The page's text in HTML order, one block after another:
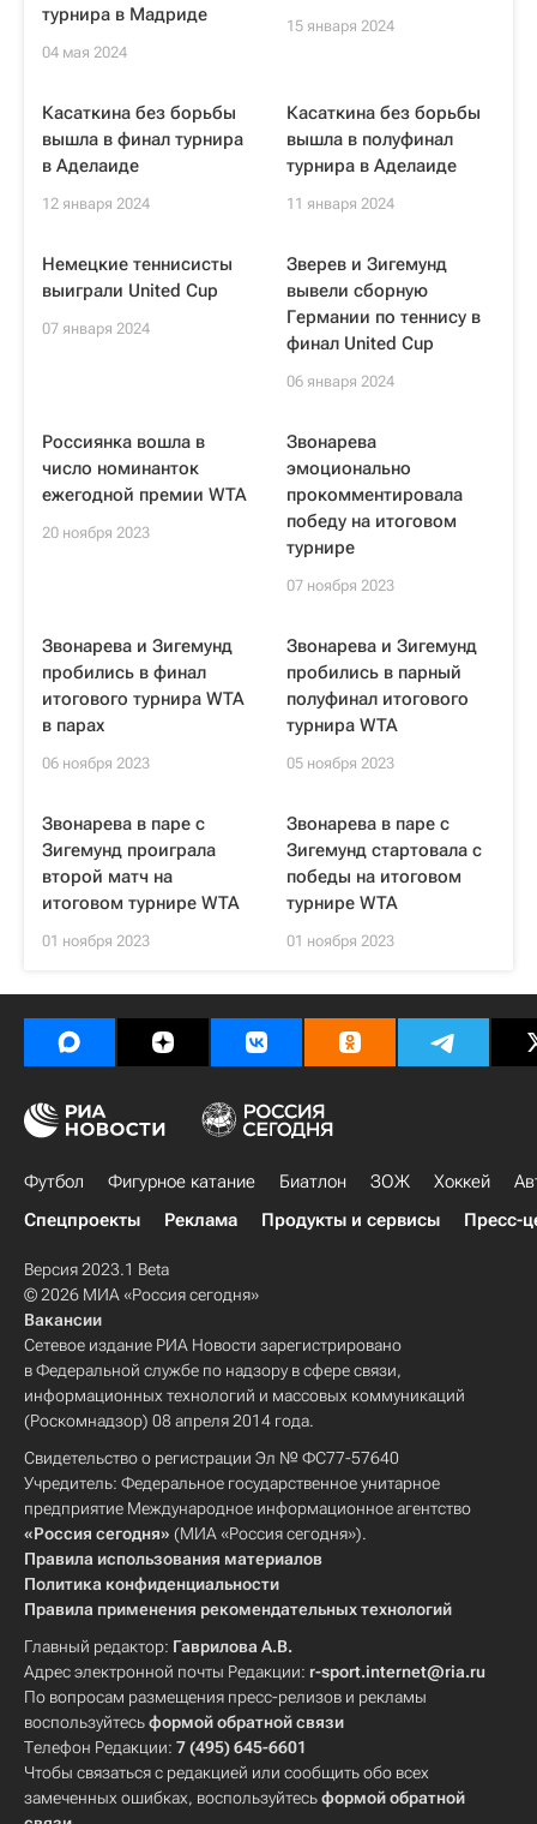
турнира в Мадриде
04 мая 2024
15 января 2024
Касаткина без борьбы
вышла в финал турнира
в Аделаиде
12 января 2024
Касаткина без борьбы
вышла в полуфинал
турнира в Аделаиде
11 января 2024
Немецкие теннисисты
выиграли United Cup
07 января 2024
Зверев и Зигемунд
вывели сборную
Германии по теннису в
финал United Cup
06 января 2024
Россиянка вошла в
число номинанток
ежегодной премии WTA
20 ноября 2023
Звонарева
эмоционально
прокомментировала
победу на итоговом
турнире
07 ноября 2023
Звонарева и Зигемунд
пробились в финал
итогового турнира WTA
в парах
06 ноября 2023
Звонарева и Зигемунд
пробились в парный
полуфинал итогового
турнира WTA
05 ноября 2023
Звонарева в паре с
Зигемунд проиграла
второй матч на
итоговом турнире WTA
01 ноября 2023
Звонарева в паре с
Зигемунд стартовала с
победы на итоговом
турнире WTA
01 ноября 2023
Футбол Фигурное катание Биатлон ЗОЖ Хоккей
Спецпроекты
Реклама Продукты и сервисы Пресс-
Версия 2023.1 Beta
© 2026 МИА «Россия сегодня»
Вакансии
Сетевое издание РИА Новости зарегистрировано
в Федеральной службе по надзору в сфере связи,
информационных технологий и массовых коммуникаций
(Роскомнадзор) 08 апреля 2014 года.
Свидетельство о регистрации Эл № ФС77-57640
Учредитель: Федеральное государственное унитарное
предприятие Международное информационное агентство
«Россия сегодня» (МИА «Россия сегодня»).
Правила использования материалов
Политика конфиденциальности
Правила применения рекомендательных технологий
Главный редактор: Гаврилова А.В.
Адрес электронной почты Редакции: r-sport.internet@ria.ru
По вопросам размещения пресс-релизов и рекламы
воспользуйтесьформой обратной связи
Телефон Редакции: 7 (495) 645-6601
Чтобы связаться с редакцией или сообщить обо всех
замеченных ошибках, воспользуйтесьформой обратной